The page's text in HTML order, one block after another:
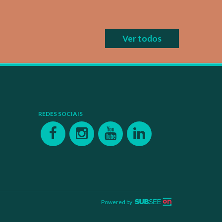
Ver todos
REDES SOCIAIS
Powered by